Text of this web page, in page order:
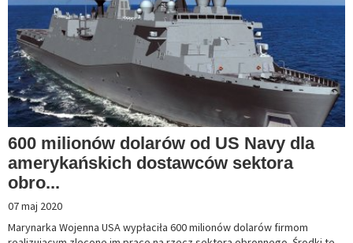
600 milionów dolarów od US Navy dla
amerykańskich dostawców sektora
obro...
07 maj 2020
Marynarka Wojenna USA wypłaciła 600 milionów dolarów firmom